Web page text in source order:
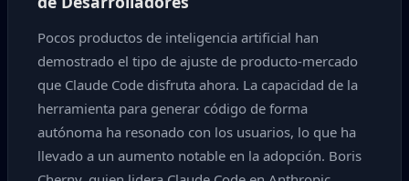
Pocos productos de inteligencia artificial han
demostrado el tipo de ajuste de producto-mercado
que Claude Code disfruta ahora. La capacidad de la
herramienta para generar código de forma
autónoma ha resonado con los usuarios, lo que ha
llevado a un aumento notable en la adopción. Boris